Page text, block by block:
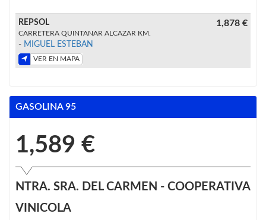
REPSOL
CARRETERA QUINTANAR ALCAZAR KM.
- MIGUEL ESTEBAN
VER EN MAPA
1,878 €
GASOLINA 95
1,589 €
NTRA. SRA. DEL CARMEN - COOPERATIVA
VINICOLA